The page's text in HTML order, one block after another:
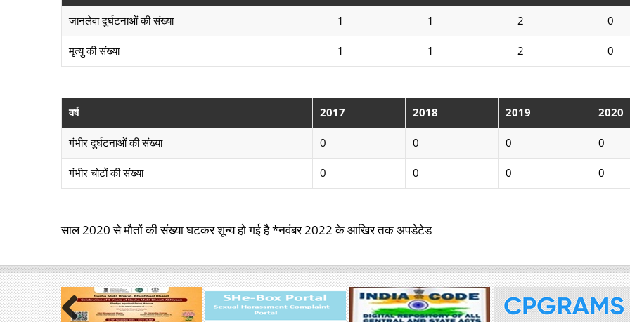
जानलेवा दुर्घटनाओं की संख्या 1 1 2 0
मृत्यु की संख्या 1 1 2 0
वर्ष 2017 2018 2019 2020
गंभीर दुर्घटनाओं की संख्या 0 0 0 0
गंभीर चोटों की संख्या 0 0 0 0
साल 2020 से मौतों की संख्या घटकर शून्य हो गई है *नवंबर 2022 के आखिर तक अपडेटेड